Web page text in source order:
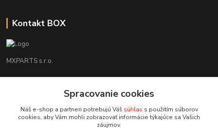
Kontakt BOX
MXPARTS s.r.o.
+421948260186
motokrossk@gmail.com
Spracovanie cookies
Náš e-shop a partneri potrebujú Váš súhlas s použitím súborov
cookies, aby Vám mohli zobrazovať informácie týkajúce sa Vašich
záujmov.